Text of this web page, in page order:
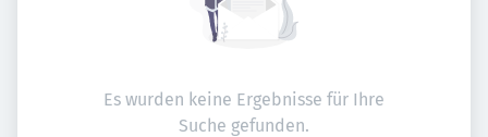
Es wurden keine Ergebnisse für Ihre
Suche gefunden.